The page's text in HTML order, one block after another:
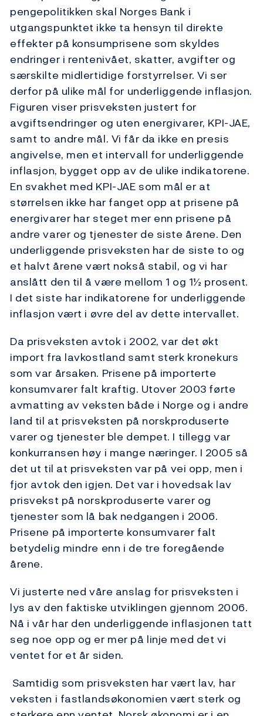
pengepolitikken skal Norges Bank i
utgangspunktet ikke ta hensyn til direkte
effekter på konsumprisene som skyldes
endringer i rentenivået, skatter, avgifter og
særskilte midlertidige forstyrrelser. Vi ser
derfor på ulike mål for underliggende inflasjon.
Figuren viser prisveksten justert for
avgiftsendringer og uten energivarer, KPI-JAE,
samt to andre mål. Vi får da ikke en presis
angivelse, men et intervall for underliggende
inflasjon, bygget opp av de ulike indikatorene.
En svakhet med KPI-JAE som mål er at
størrelsen ikke har fanget opp at prisene på
energivarer har steget mer enn prisene på
andre varer og tjenester de siste årene. Den
underliggende prisveksten har de siste to og
et halvt årene vært nokså stabil, og vi har
anslått den til å være mellom 1 og 1½ prosent.
I det siste har indikatorene for underliggende
inflasjon vært i øvre del av dette intervallet.
Da prisveksten avtok i 2002, var det økt
import fra lavkostland samt sterk kronekurs
som var årsaken. Prisene på importerte
konsumvarer falt kraftig. Utover 2003 førte
avmatting av veksten både i Norge og i andre
land til at prisveksten på norskproduserte
varer og tjenester ble dempet. I tillegg var
konkurransen høy i mange næringer. I 2005 så
det ut til at prisveksten var på vei opp, men i
fjor avtok den igjen. Det var i hovedsak lav
prisvekst på norskproduserte varer og
tjenester som lå bak nedgangen i 2006.
Prisene på importerte konsumvarer falt
betydelig mindre enn i de tre foregående
årene.
Vi justerte ned våre anslag for prisveksten i
lys av den faktiske utviklingen gjennom 2006.
Nå i vår har den underliggende inflasjonen tatt
seg noe opp og er mer på linje med det vi
ventet for et år siden.
Samtidig som prisveksten har vært lav, har
veksten i fastlandsøkonomien vært sterk og